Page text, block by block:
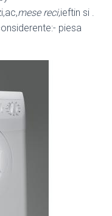
mese reci,ieftin si .
piesa